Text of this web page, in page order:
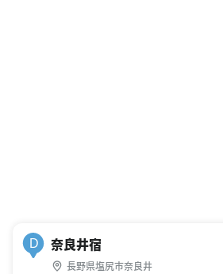
D 奈良井宿
長野県塩尻市奈良井